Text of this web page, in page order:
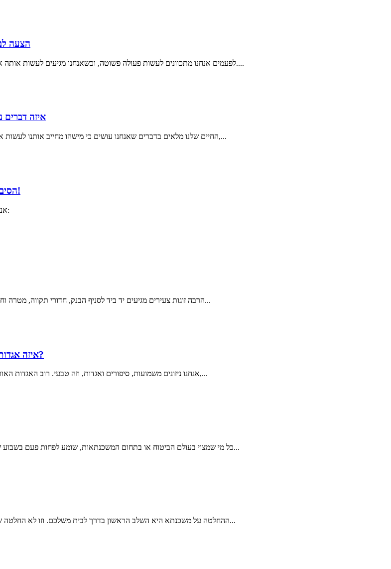
הצעה
לפעמים אנחנו מתכוונים לעשות פעולה פשוטה, וכשאנחנו מגיעים לעשות אותה אנו מגלים שהיא רחוקה מלהיות פשוטה או קצרה, אלא כרוכה בהרבה פעולות ומשימות אחרות....
איזה
החיים שלנו מלאים בדברים שאנחנו עושים כי מישהו מחייב אותנו לעשות אותם. כשאנחנו קטנים אלה ההורים שלנו, או המורה בבית הספר. כשאנחנו גדלים אלה הבוסים,...
הסיבה שחיכיתם לה כדי להפסיק לעשן - ביטוח משכנתא למעשנים עולה המון כסף!
אנשים מעשנים מוציאים יותר כסף מאנשים שלא מעשנים. זה ידוע, אבל בואו נעשה חישוב מהיר:
הרבה זוגות צעירים מגיעים יד ביד לסניף הבנק, חדורי תקווה, מטרה וחלומות ורודים על הבית שיקימו. אבל כמו שאומר הפתגם, חלומות בצד ומציאות בצד - לא תמיד...
איזה אגדות אורבניות אמיתיות אתם מכירים, חוץ מאשר החזר מס ביטוח חיים למשכנתא?
אנחנו ניזונים משמועות, סיפורים ואגדות, וזה טבעי. רוב האגדות האורבניות הן כמובן שקריות, ונטולות בסיס של אמת. אבל יש כמה מיתוסים שכן מעוגנים במציאות,...
כל מי שמצוי בעולם הביטוח או בתחום המשכנתאות, שומע לפחות פעם בשבוע שאלה שקשורה לסוגיית ביטוח משכנתא מחיר. לא שאלות חשובות בנושא עומק פוליסת ביטוח...
ההחלטה על משכנתא היא השלב הראשון בדרך לבית משלכם. וזו לא החלטה של מה בכך: לכל בנק יש חוקים אחרים, ריבית בגובה אחר ומסלולי החזר אחרים. רוב הזוגות לא...